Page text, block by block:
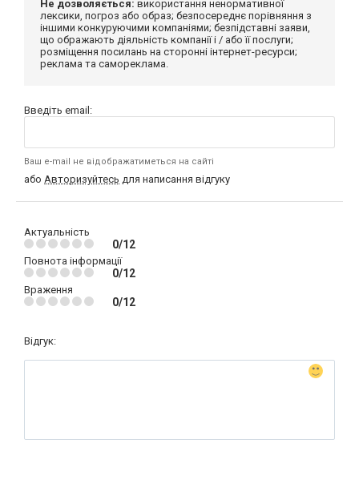
Не дозволяється: використання ненормативної
лексики, погроз або образ; безпосереднє порівняння з
іншими конкуруючими компаніями; безпідставні заяви,
що ображають діяльність компанії і / або її послуги;
розміщення посилань на сторонні інтернет-ресурси;
реклама та самореклама.
Введіть email:
Ваш e-mail не відображатиметься на сайті
або Авторизуйтесь для написання відгуку
Актуальність
0/12
Повнота інформації
0/12
Враження
0/12
Відгук: